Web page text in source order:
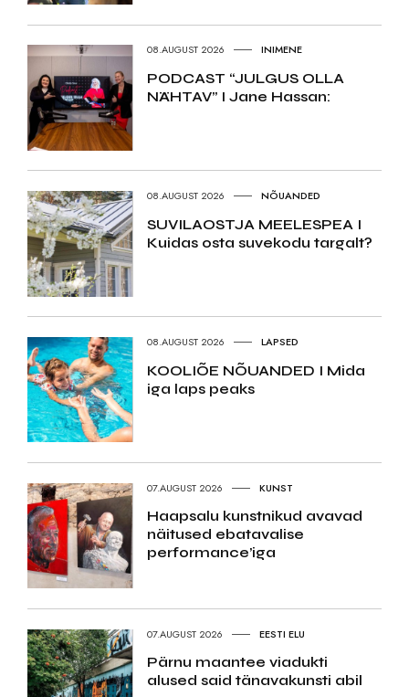
08.AUGUST 2026 INIMENE
PODCAST “JULGUS OLLA
NÄHTAV” I Jane Hassan:
08.AUGUST 2026 NÕUANDED
SUVILAOSTJA MEELESPEA I
Kuidas osta suvekodu targalt?
08.AUGUST 2026 LAPSED
KOOLIÕE NÕUANDED I Mida
iga laps peaks
07.AUGUST 2026 KUNST
Haapsalu kunstnikud avavad
näitused ebatavalise
performance’iga
07.AUGUST 2026 EESTI ELU
Pärnu maantee viadukti
alused said tänavakunsti abil